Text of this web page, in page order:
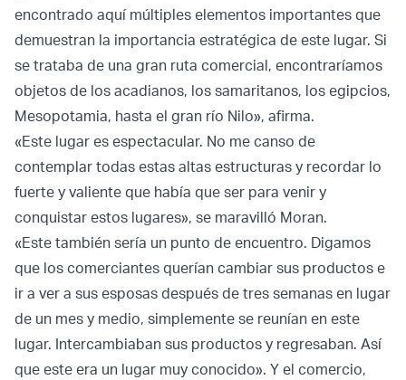
encontrado aquí múltiples elementos importantes que
demuestran la importancia estratégica de este lugar. Si
se trataba de una gran ruta comercial, encontraríamos
objetos de los acadianos, los samaritanos, los egipcios,
Mesopotamia, hasta el gran río Nilo», afirma.
«Este lugar es espectacular. No me canso de
contemplar todas estas altas estructuras y recordar lo
fuerte y valiente que había que ser para venir y
conquistar estos lugares», se maravilló Moran.
«Este también sería un punto de encuentro. Digamos
que los comerciantes querían cambiar sus productos e
ir a ver a sus esposas después de tres semanas en lugar
de un mes y medio, simplemente se reunían en este
lugar. Intercambiaban sus productos y regresaban. Así
que este era un lugar muy conocido». Y el comercio,